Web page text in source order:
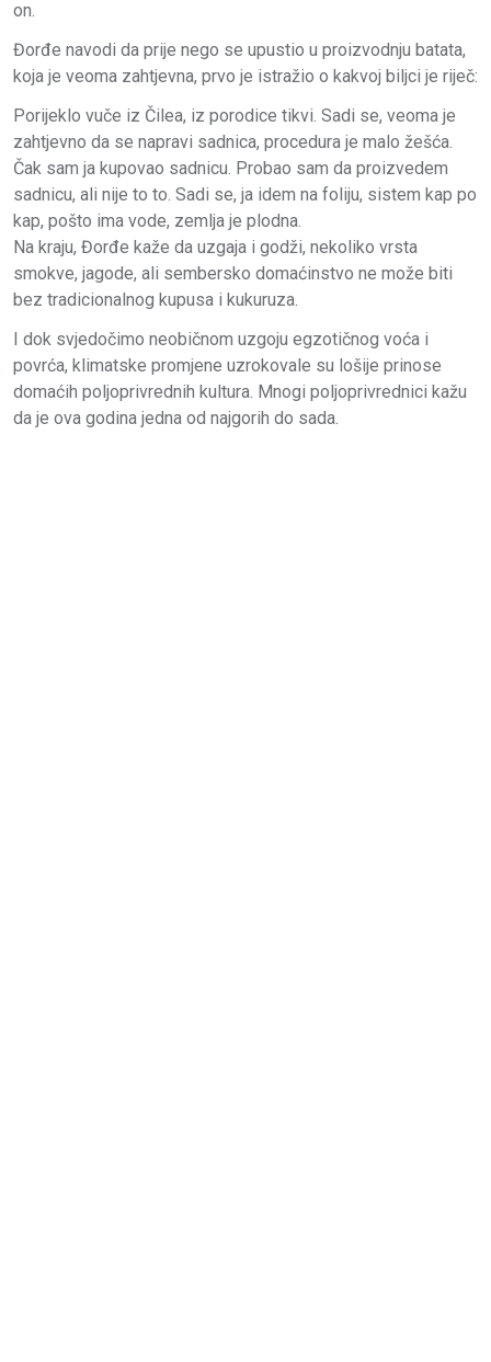
on.
Đorđe navodi da prije nego se upustio u proizvodnju batata,
koja je veoma zahtjevna, prvo je istražio o kakvoj biljci je riječ:
Porijeklo vuče iz Čilea, iz porodice tikvi. Sadi se, veoma je
zahtjevno da se napravi sadnica, procedura je malo žešća.
Čak sam ja kupovao sadnicu. Probao sam da proizvedem
sadnicu, ali nije to to. Sadi se, ja idem na foliju, sistem kap po
kap, pošto ima vode, zemlja je plodna.
Na kraju, Đorđe kaže da uzgaja i godži, nekoliko vrsta
smokve, jagode, ali sembersko domaćinstvo ne može biti
bez tradicionalnog kupusa i kukuruza.
I dok svjedočimo neobičnom uzgoju egzotičnog voća i
povrća, klimatske promjene uzrokovale su lošije prinose
domaćih poljoprivrednih kultura. Mnogi poljoprivrednici kažu
da je ova godina jedna od najgorih do sada.